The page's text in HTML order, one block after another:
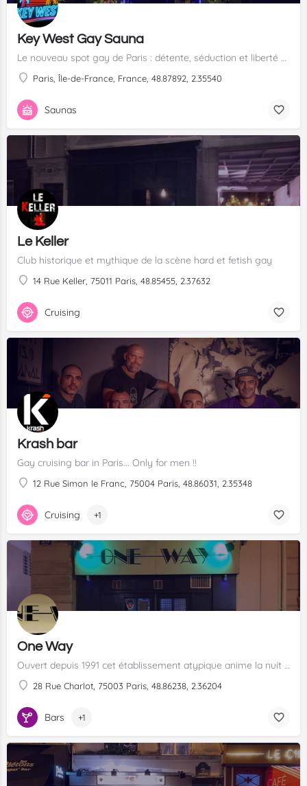
Key West Gay Sauna
Le nouveau spot gay de Paris : détente, séduction et liberté dans une ambiance Key West unique
Paris, Île-de-France, France, 48.87892, 2.35540
Saunas
Le Keller
Club historique et mythique de la scène hard et fetish gay
14 Rue Keller, 75011 Paris, 48.85455, 2.37632
Cruising
Krash bar
Gay cruising bar in Paris... Only for men !!
12 Rue Simon le Franc, 75004 Paris, 48.86031, 2.35348
Cruising +1
One Way
Ouvert depuis 1991 cet établissement atypique anime la nuit gay parisienne.
28 Rue Charlot, 75003 Paris, 48.86238, 2.36204
Bars +1